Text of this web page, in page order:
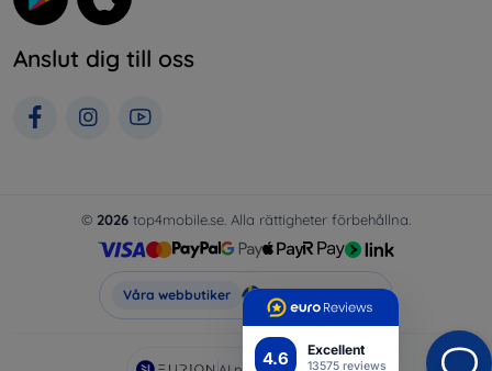
4.6 Excellent
13575 reviews
Anslut dig till oss
© 2026 top4mobile.se. Alla rättigheter förbehållna.
Våra webbutiker Top4Mobile.se